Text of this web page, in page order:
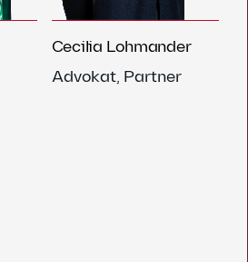
Cecilia Lohmander
Advokat, Partner